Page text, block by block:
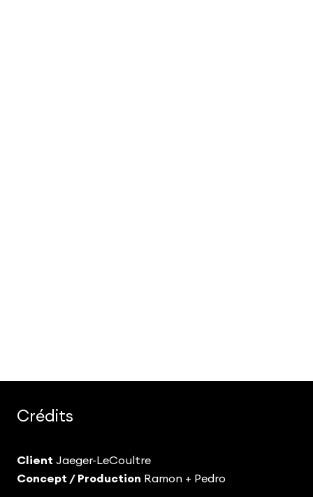
Crédits
Client Jaeger-LeCoultre
Concept / Production Ramon + Pedro